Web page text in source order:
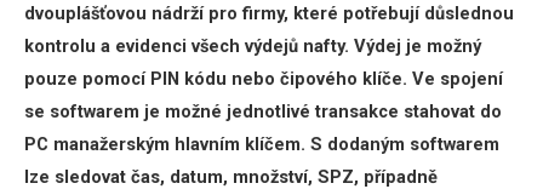
dvouplášťovou nádrží pro firmy, které potřebují důslednou
kontrolu a evidenci všech výdejů nafty. Výdej je možný
pouze pomocí PIN kódu nebo čipového klíče. Ve spojení
se softwarem je možné jednotlivé transakce stahovat do
PC manažerským hlavním klíčem. S dodaným softwarem
lze sledovat čas, datum, množství, SPZ, případně